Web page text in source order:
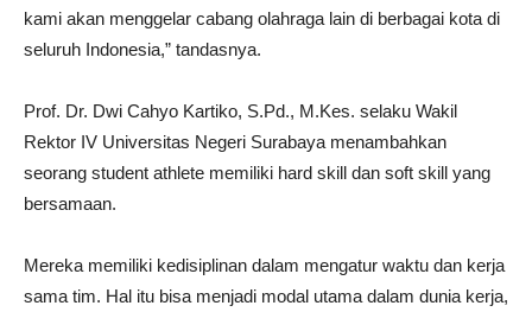
kami akan menggelar cabang olahraga lain di berbagai kota di
seluruh Indonesia,” tandasnya.
Prof. Dr. Dwi Cahyo Kartiko, S.Pd., M.Kes. selaku Wakil
Rektor IV Universitas Negeri Surabaya menambahkan
seorang student athlete memiliki hard skill dan soft skill yang
bersamaan.
Mereka memiliki kedisiplinan dalam mengatur waktu dan kerja
sama tim. Hal itu bisa menjadi modal utama dalam dunia kerja,